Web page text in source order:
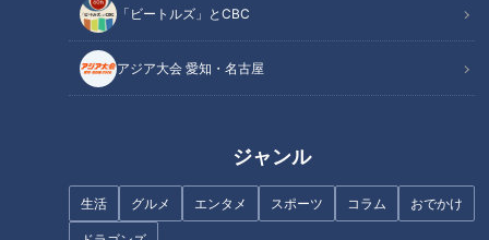
「ビートルズ」とCBC
アジア大会 愛知・名古屋
ジャンル
生活 グルメ エンタメ スポーツ コラム おでかけ
画像：CBCテレビ『道との遭遇』